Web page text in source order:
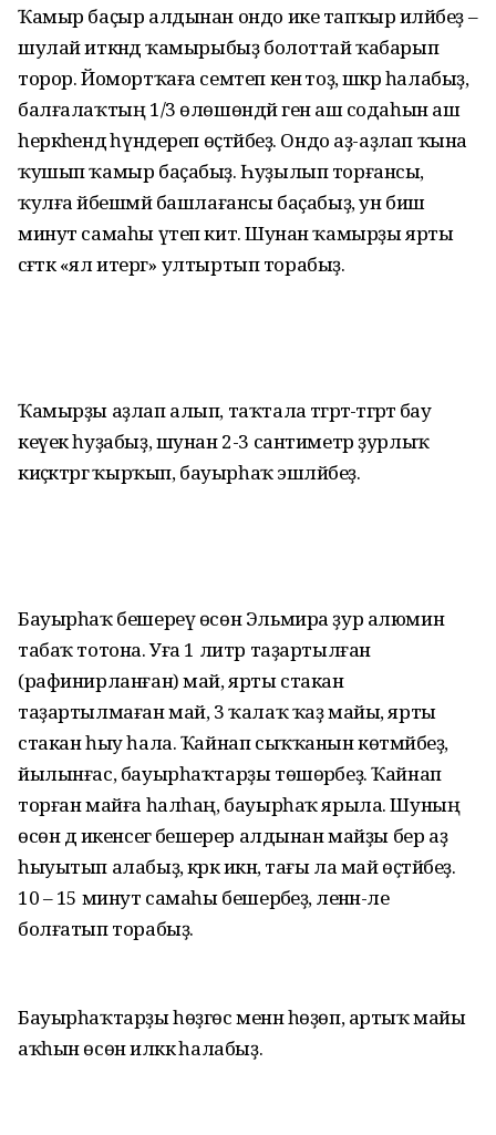
Ҡамыр баҫыр алдынан ондо ике тапҡыр иләйбеҙ –
шулай иткәндә ҡамырыбыҙ болоттай ҡабарып
торор. Йомортҡаға семтеп кенә тоҙ, шәкәр һалабыҙ,
балғалаҡтың 1/3 өлөшөндәй генә аш содаһын аш
һеркәһендә һүндереп өҫтәйбеҙ. Ондо аҙ-аҙлап ҡына
ҡушып ҡамыр баҫабыҙ. Һуҙылып торғансы,
ҡулға йәбешмәй башлағансы баҫабыҙ, ун биш
минут самаһы үтеп китә. Шунан ҡамырҙы ярты
сәғәткә «ял итергә» ултыртып торабыҙ.
Ҡамырҙы аҙлап алып, таҡтала тәгәрәтә-тәгәрәтә бау
кеүек һуҙабыҙ, шунан 2-3 сантиметр ҙурлыҡ
киҫәктәргә ҡырҡып, бауырһаҡ эшләйбеҙ.
Бауырһаҡ бешереү өсөн Эльмира ҙур алюмин
табаҡ тотона. Уға 1 литр таҙартылған
(рафинирланған) май, ярты стакан
таҙартылмаған май, 3 ҡалаҡ ҡаҙ майы, ярты
стакан һыу һала. Ҡайнап сыҡҡанын көтмәйбеҙ,
йылынғас, бауырһаҡтарҙы төшөрәбеҙ. Ҡайнап
торған майға һалһаң, бауырһаҡ ярыла. Шуның
өсөн дә икенсегә бешерер алдынан майҙы бер аҙ
һыуытып алабыҙ, кәрәк икән, тағы ла май өҫтәйбеҙ.
10 – 15 минут самаһы бешерәбеҙ, әленән-әле
болғатып торабыҙ.
Бауырһаҡтарҙы һөҙгөс менән һөҙөп, артыҡ майы
аҡһын өсөн иләккә һалабыҙ.